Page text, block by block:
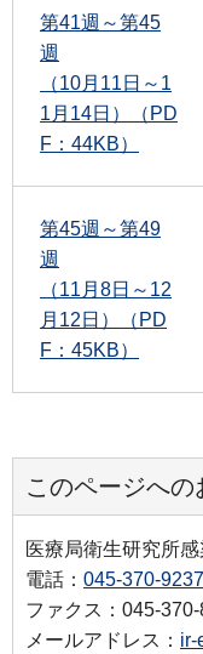
第41週～第45
週
（10月11日～1
1月14日）（PD
F：44KB）
第45週～第49
週
（11月8日～12
月12日）（PD
F：45KB）
このページへの
医療局衛生研究所
電話： 045-370-9237
ファクス：045-
メールアドレス： ir-